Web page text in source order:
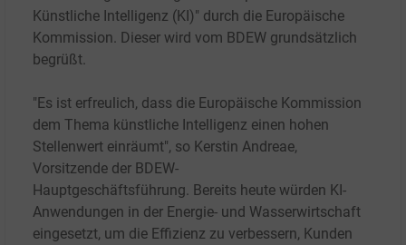
Künstliche Intelligenz (KI)" durch die Europäische
Kommission. Dieser wird vom BDEW grundsätzlich
begrüßt.
"Es ist erfreulich, dass die Europäische Kommission
dem Thema künstliche Intelligenz einen hohen
Stellenwert einräumt", so Kerstin Andreae,
Vorsitzende der BDEW-
Hauptgeschäftsführung. Bereits heute würden KI-
Anwendungen in der Energie- und Wasserwirtschaft
eingesetzt, um die Effizienz zu verbessern, Kunden